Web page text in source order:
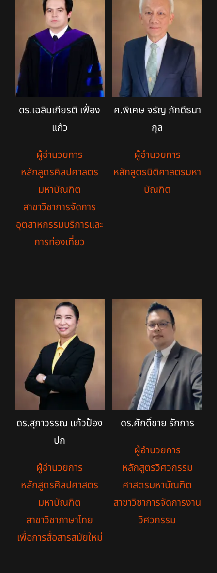
ดร.เฉลิมเกียรติ เฟื่อง
แก้ว
ผู้อำนวยการ
หลักสูตรศิลปศาสตร
มหาบัณฑิต
สาขาวิชาการจัดการ
อุตสาหกรรมบริการและ
การท่องเที่ยว
ศ.พิเศษ จรัญ ภักดีธนา
กุล
ผู้อำนวยการ
หลักสูตรนิติศาสตรมหา
บัณฑิต
ดร.สุภาวรรณ แก้วป้อง
ปก
ผู้อำนวยการ
หลักสูตรศิลปศาสตร
มหาบัณฑิต
สาขาวิชาภาษาไทย
เพื่อการสื่อสารสมัยใหม่
ดร.ศักดิ์ชาย รักการ
ผู้อำนวยการ
หลักสูตรวิศวกรรม
ศาสตรมหาบัณฑิต
สาขาวิชาการจัดการงาน
วิศวกรรม